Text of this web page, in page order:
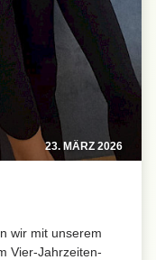
23. MÄRZ 2026
wir mit unserem
Vier-Jahrzeiten-